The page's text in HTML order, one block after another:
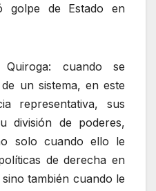
golpe de Estado en
cuando se
un sistema, en este
representativa, sus
división de poderes,
solo cuando ello le
de derecha en
también cuando le